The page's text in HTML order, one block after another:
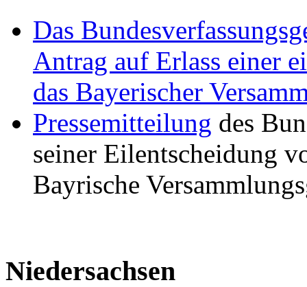
Das
Antrag auf Erlass einer
das Bayerischer
Pressemitteilung des
seiner Eilentscheidung
Bayrische
Niedersachsen